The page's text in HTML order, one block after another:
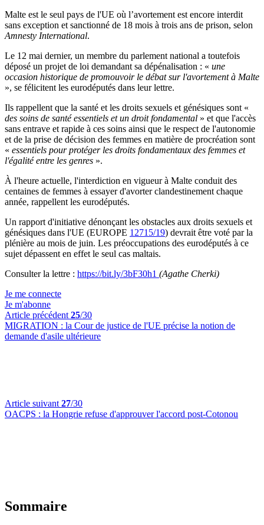
Malte est le seul pays de l'UE où l’avortement est encore interdit
sans exception et sanctionné de 18 mois à trois ans de prison, selon
Amnesty International.
Le 12 mai dernier, un membre du parlement national a toutefois
déposé un projet de loi demandant sa dépénalisation : « une
occasion historique de promouvoir le débat sur l'avortement à Malte
», se félicitent les eurodéputés dans leur lettre.
Ils rappellent que la santé et les droits sexuels et génésiques sont «
des soins de santé essentiels et un droit fondamental » et que l'accès
sans entrave et rapide à ces soins ainsi que le respect de l'autonomie
et de la prise de décision des femmes en matière de procréation sont
« essentiels pour protéger les droits fondamentaux des femmes et
l'égalité entre les genres ».
À l'heure actuelle, l'interdiction en vigueur à Malte conduit des
centaines de femmes à essayer d'avorter clandestinement chaque
année, rappellent les eurodéputés.
Un rapport d'initiative dénonçant les obstacles aux droits sexuels et
génésiques dans l'UE (EUROPE 12715/19) devrait être voté par la
plénière au mois de juin. Les préoccupations des eurodéputés à ce
sujet dépassent en effet le seul cas maltais.
Consulter la lettre : https://bit.ly/3bF30h1 (Agathe Cherki)
Je me connecte
Je m'abonne
Article précédent 25/30
MIGRATION : la Cour de justice de l'UE précise la notion de
demande d'asile ultérieure
Article suivant 27/30
OACPS : la Hongrie refuse d'approuver l'accord post-Cotonou
Sommaire